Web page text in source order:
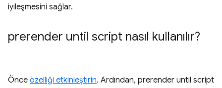
iyileşmesini sağlar.
prerender until script nasıl kullanılır?
Önce özelliği etkinleştirin. Ardından, prerender until script